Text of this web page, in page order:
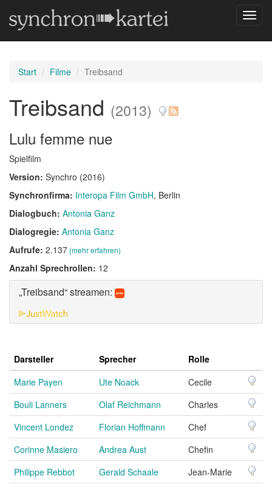
Start Filme Treibsand
Treibsand (2013)
Lulu femme nue
Spielfilm
Version: Synchro (2016)
Synchronfirma: Interopa Film GmbH, Berlin
Dialogbuch: Antonia Ganz
Dialogregie: Antonia Ganz
Aufrufe: 2.137(mehr erfahren)
Anzahl Sprechrollen: 12
„Treibsand“ streamen:
Darsteller Sprecher
Rolle
Marie Payen
Ute Noack
Cecile
Bouli Lanners
Olaf Reichmann
Charles
Vincent Londez
Florian Hoffmann
Chef
Corinne Masiero
Andrea Aust
Chefin
Philippe Rebbot
Gerald Schaale
Jean-Marie